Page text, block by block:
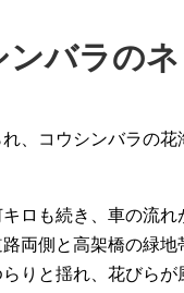
バラのネ
、コウシンバラの花
ロも続き、車の流れ
両側と高架橋の緑地
りと揺れ、花びらが